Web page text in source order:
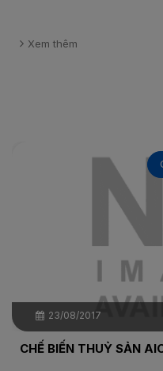
Xem thêm
23/08/2017
CHẾ BIẾN THUỶ SẢN